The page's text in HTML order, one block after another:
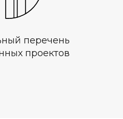
перечень
проектов